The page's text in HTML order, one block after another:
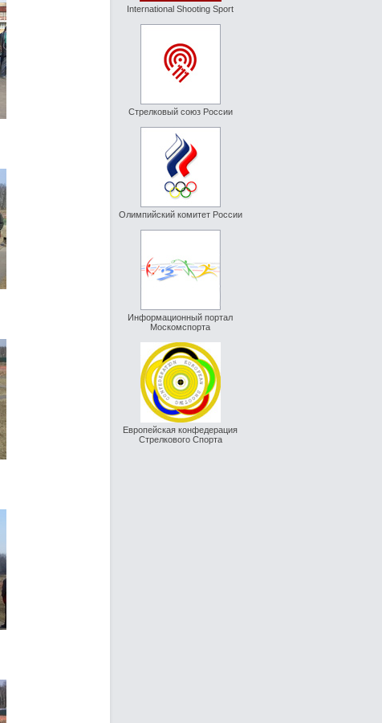
International Shooting Sport
Стрелковый союз России
Олимпийский комитет России
Информационный портал
Москомспорта
Европейская конфедерация
Стрелкового Спорта